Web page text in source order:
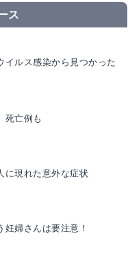
ス
イルス感染から見つかった
死亡例も
に現れた意外な症状
妊婦さんは要注意！